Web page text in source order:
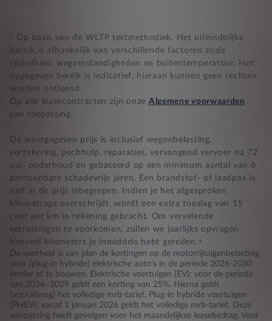
* Op basis van de WLTP testmethodiek. Het uiteindelijke
bereik is afhankelijk van verschillende factoren zoals
rijsnelheid, wegomstandigheden en buitentemperatuur. Het
opgegeven bereik is indicatief, hieraan kunnen geen rechten
worden ontleend.
Op alle leasecontracten zijn onze Algemene voorwaarden
van toepassing.
De weergegeven prijs is inclusief wegenbelasting,
verzekering, pechhulp, reparaties, vervangend vervoer na 72
uur, onderhoud en gebaseerd op een minimum aantal van 6
aantoonbare schadevrije jaren. Een brandstof- of laadpas is
niet in de prijs inbegrepen. Indien je het afgesproken
kilometrage overschrijdt, wordt een extra toeslag van 15
cent per km in rekening gebracht. Om vervelende
verrassingen te voorkomen, zullen we jaarlijks opvragen
hoeveel kilometers je inmiddels hebt gereden.>
De overheid is van plan de kortingen op de motorrijtuigenbelasting
voor (plug-in hybride) elektrische auto’s in de periode 2026-2030
verder af te bouwen. Elektrische voertuigen (EV): voor de periode
van 2026–2029 geldt een korting van 25%. Hierna geldt
(vooralsnog) het volledige mrb-tarief. Plug-in hybride voertuigen
(PHEV): vanaf 1 januari 2026 geldt het volledige mrb-tarief. Deze
aanpassing heeft gevolgen voor het maandelijkse leasebedrag. Voor